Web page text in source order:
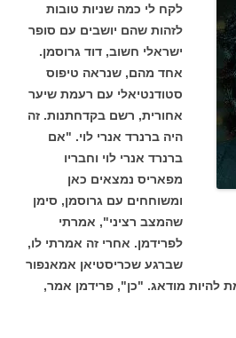
לקח לי כמה שניות טובות
לזהות שהם יושבים עם סופר
ישראלי חשוב, דוד גרוסמן.
אחד מהם, שנראה טיפוס
סטודנטיאלי עם רעמת שיער
אחורית, רשם בקדחתנות. זה
היה ברנרד אנרי לוי. "אם
ברנרד אנרי לוי וחבריו
מפאריס נמצאים כאן
ומשוחחים עם גרוסמן, סימן
שהמצב רציני", אמרתי
לפרידמן. אחרי זה אמרתי לו,
שברגע שכריסטיאן אמאנפור
להיות מודאג. "כן", פרידמן אמר,